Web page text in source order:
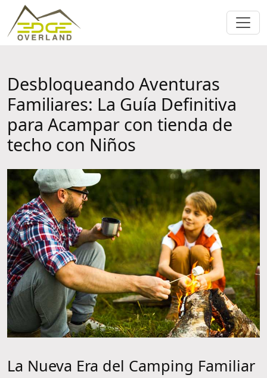
Desbloqueando Aventuras
Familiares: La Guía Definitiva
para Acampar con tienda de
techo con Niños
La Nueva Era del Camping Familiar